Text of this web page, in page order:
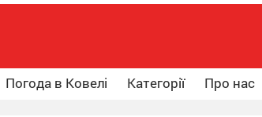
Погода в Ковелі Категорії Про нас